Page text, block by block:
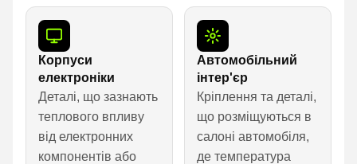
Корпуси
електроніки
Деталі, що зазнають
теплового впливу
від електронних
компонентів або
Автомобільний
інтер'єр
Кріплення та деталі,
що розміщуються в
салоні автомобіля,
де температура